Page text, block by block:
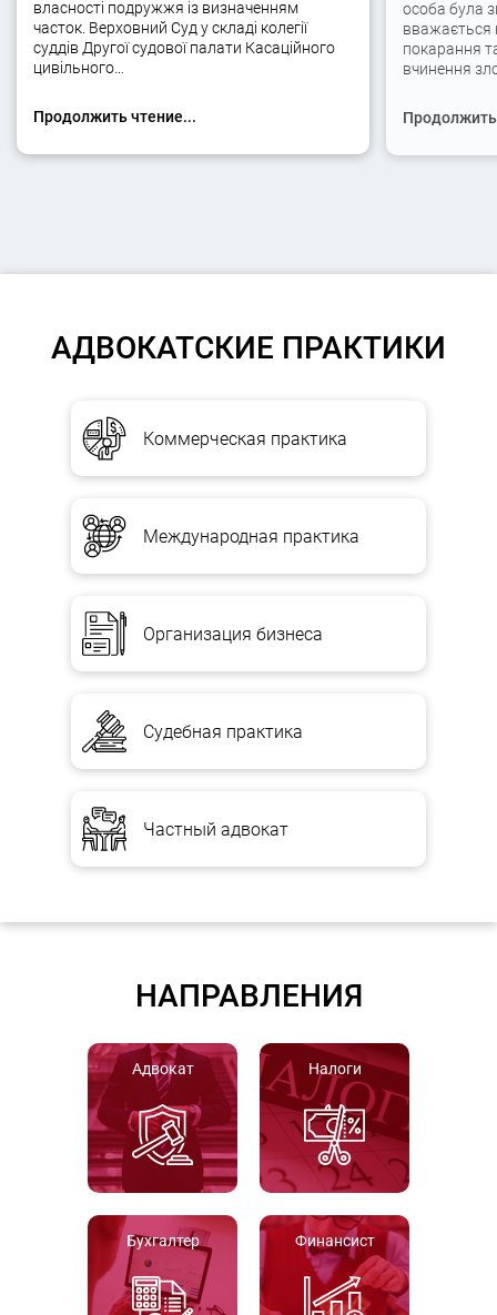
власності подружжя із визначенням
часток. Верховний Суд у складі колегії
суддів Другої судової палати Касаційного
цивільного…
Продолжить чтение...
особа була
вважається
покарання
вчинення
АДВОКАТСКИЕ ПРАКТИКИ
Коммерческая практика
Международная практика
Организация бизнеса
Судебная практика
Частный адвокат
НАПРАВЛЕНИЯ
Адвокат Налоги
Бухгалтер Финансист